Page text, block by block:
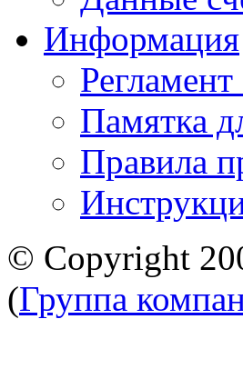
Информация
Регламент
Памятка
Правила
© Copyright
(Группа